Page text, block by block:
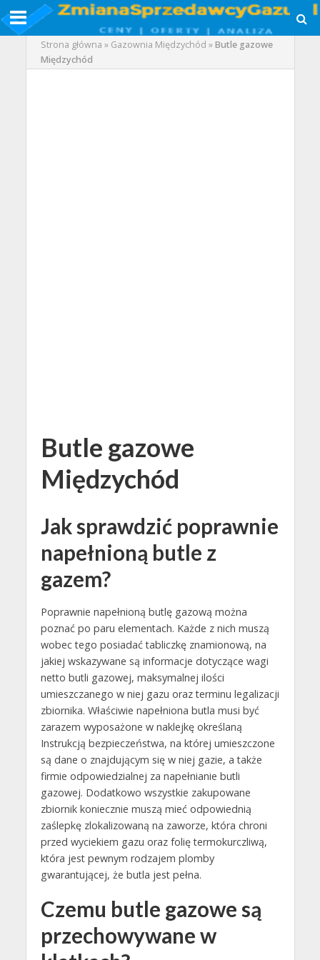
Strona główna » Gazownia Międzychód »Butle gazowe
Międzychód
Butle gazowe
Międzychód
Jak sprawdzić poprawnie
napełnioną butle z
gazem?
Poprawnie napełnioną butlę gazową można
poznać po paru elementach. Każde z nich muszą
wobec tego posiadać tabliczkę znamionową, na
jakiej wskazywane są informacje dotyczące wagi
netto butli gazowej, maksymalnej ilości
umieszczanego w niej gazu oraz terminu legalizacji
zbiornika. Właściwie napełniona butla musi być
zarazem wyposażone w naklejkę określaną
Instrukcją bezpieczeństwa, na której umieszczone
są dane o znajdującym się w niej gazie, a także
firmie odpowiedzialnej za napełnianie butli
gazowej. Dodatkowo wszystkie zakupowane
zbiornik koniecznie muszą mieć odpowiednią
zaślepkę zlokalizowaną na zaworze, która chroni
przed wyciekiem gazu oraz folię termokurczliwą,
która jest pewnym rodzajem plomby
gwarantującej, że butla jest pełna.
Czemu butle gazowe są
przechowywane w